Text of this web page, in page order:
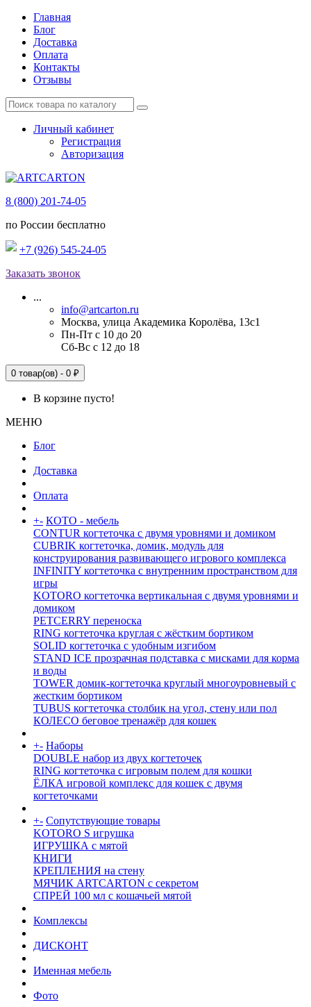
Главная
Блог
Доставка
Оплата
Контакты
Отзывы
Личный кабинет
Регистрация
Авторизация
8 (800) 201-74-05
по России бесплатно
+7 (926) 545-24-05
Заказать звонок
...
info@artcarton.ru
Москва, улица Академика Королёва, 13с1
Пн-Пт с 10 до 20
Сб-Вс с 12 до 18
0 товар(ов) - 0 ₽
В корзине пусто!
МЕНЮ
Блог
Доставка
Оплата
+- КОТО - мебель
CONTUR когтеточка с двумя уровнями и домиком
CUBRIK когтеточка, домик, модуль для
конструирования развивающего игрового комплекса
INFINITY когтеточка с внутренним пространством для
игры
KOTORO когтеточка вертикальная с двумя уровнями и
домиком
PETCERRY переноска
RING когтеточка круглая с жёстким бортиком
SOLID когтеточка с удобным изгибом
STAND ICE прозрачная подставка с мисками для корма
и воды
TOWER домик-когтеточка круглый многоуровневый с
жестким бортиком
TUBUS когтеточка столбик на угол, стену или пол
КОЛЕСО беговое тренажёр для кошек
+- Наборы
DOUBLE набор из двух когтеточек
RING когтеточка c игровым полем для кошки
ЁЛКА игровой комплекс для кошек с двумя
когтеточками
+- Сопутствующие товары
KOTORO S игрушка
ИГРУШКА с мятой
КНИГИ
КРЕПЛЕНИЯ на стену
МЯЧИК ARTCARTON с секретом
СПРЕЙ 100 мл с кошачьей мятой
Комплексы
ДИСКОНТ
Именная мебель
Фото